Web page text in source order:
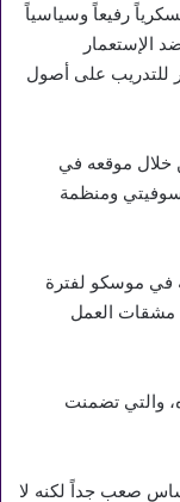
رفيعاً وسياسياً
الإستعمار
للتدريب على أصول
خلال موقعه في
ومنظمة
في موسكو لفترة
مشقات العمل
والتي تضمنت
صعب جداً لكنه لا